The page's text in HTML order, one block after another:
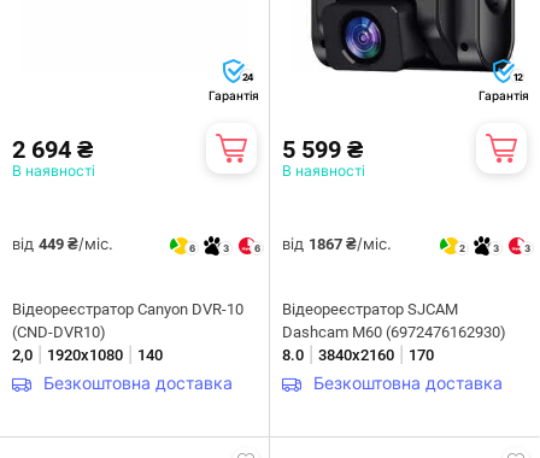
24
Гарантія
2 694 ₴
В наявності
від 449 ₴/міс. 6 3 6
Відеореєстратор Canyon DVR-10
(CND-DVR10)
2,0
1920x1080 140
Безкоштовна доставка
12
Гарантія
5 599 ₴
В наявності
від 1867 ₴/міс. 2 3 3
Відеореєстратор SJCAM
Dashcam M60 (6972476162930)
8.0
3840х2160 170
Безкоштовна доставка